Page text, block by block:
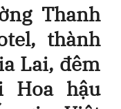
Thanh
thành
Lai, đêm
Hoa hậu